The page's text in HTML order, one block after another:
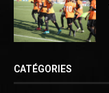
CATÉGORIES